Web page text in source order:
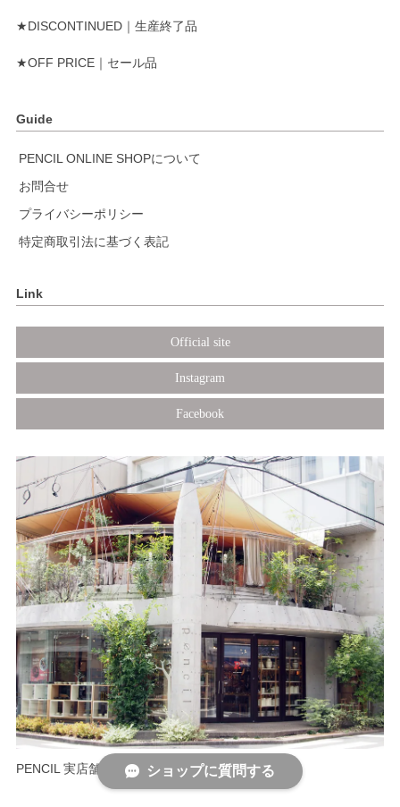
★DISCONTINUED｜生産終了品
★OFF PRICE｜セール品
Guide
PENCIL ONLINE SHOPについて
お問合せ
プライバシーポリシー
特定商取引法に基づく表記
Link
Official site
Instagram
Facebook
PENCIL 実店舗情報 ショップに質問する